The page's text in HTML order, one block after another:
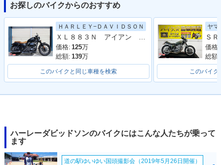
お探しのバイクからのおすすめ
ＨＡＲＬＥＹ−ＤＡＶＩＤＳＯＮ
価格: 125万
総額: 139万
このバイクと同じ車種を検索
ヤマ
価格:
総額:
このバイク
ハーレーダビッドソンのバイクにはこんな人たちが乗って
ます
道の駅ゆいゆい国頭撮影会（2019年5月26日開催）